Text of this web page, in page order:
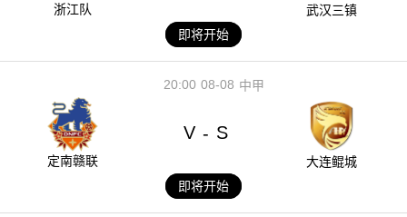
浙江队
武汉三镇
即将开始
08-08
20:00 中甲
定南赣联
V - S
大连鲲城
即将开始